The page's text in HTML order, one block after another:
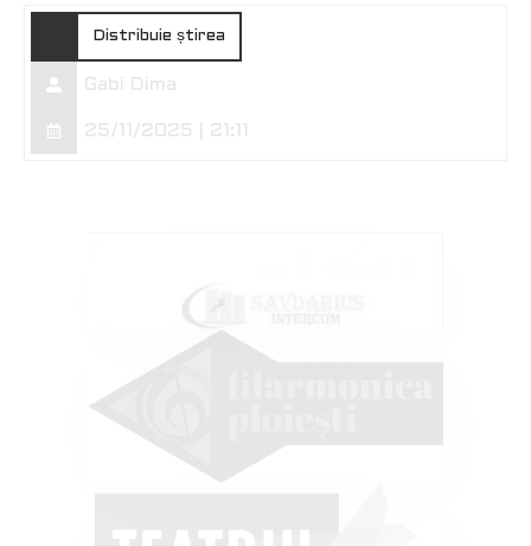
Distribuie știrea
Gabi Dima
25/11/2025 | 21:11